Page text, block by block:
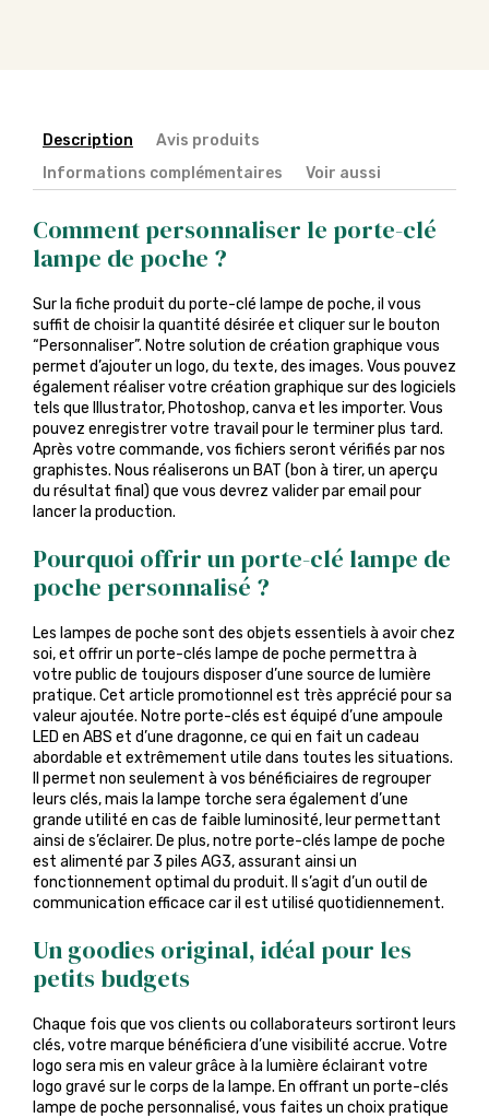
Description
Avis produits
Informations complémentaires
Voir aussi
Comment personnaliser le porte-clé
lampe de poche ?
Sur la fiche produit du porte-clé lampe de poche, il vous
suffit de choisir la quantité désirée et cliquer sur le bouton
“Personnaliser”. Notre solution de création graphique vous
permet d’ajouter un logo, du texte, des images. Vous pouvez
également réaliser votre création graphique sur des logiciels
tels que Illustrator, Photoshop, canva et les importer. Vous
pouvez enregistrer votre travail pour le terminer plus tard.
Après votre commande, vos fichiers seront vérifiés par nos
graphistes. Nous réaliserons un BAT (bon à tirer, un aperçu
du résultat final) que vous devrez valider par email pour
lancer la production.
Pourquoi offrir un porte-clé lampe de
poche personnalisé ?
Les lampes de poche sont des objets essentiels à avoir chez
soi, et offrir un porte-clés lampe de poche permettra à
votre public de toujours disposer d’une source de lumière
pratique. Cet article promotionnel est très apprécié pour sa
valeur ajoutée. Notre porte-clés est équipé d’une ampoule
LED en ABS et d’une dragonne, ce qui en fait un cadeau
abordable et extrêmement utile dans toutes les situations.
Il permet non seulement à vos bénéficiaires de regrouper
leurs clés, mais la lampe torche sera également d’une
grande utilité en cas de faible luminosité, leur permettant
ainsi de s’éclairer. De plus, notre porte-clés lampe de poche
est alimenté par 3 piles AG3, assurant ainsi un
fonctionnement optimal du produit. Il s’agit d’un outil de
communication efficace car il est utilisé quotidiennement.
Un goodies original, idéal pour les
petits budgets
Chaque fois que vos clients ou collaborateurs sortiront leurs
clés, votre marque bénéficiera d’une visibilité accrue. Votre
logo sera mis en valeur grâce à la lumière éclairant votre
logo gravé sur le corps de la lampe. En offrant un porte-clés
lampe de poche personnalisé, vous faites un choix pratique